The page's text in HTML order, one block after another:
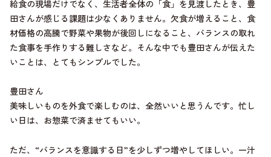
給食の現場だけでなく、生活者全体の「食」を見渡したとき、豊
田さんが感じる課題は少なくありません。欠食が増えること、食
材価格の高騰で野菜や果物が後回しになること、バランスの取れ
た食事を手作りする難しさなど。そんな中でも豊田さんが伝えた
いことは、とてもシンプルでした。
豊田さん
美味しいものを外食で楽しむのは、全然いいと思うんです。忙し
い日は、お惣菜で済ませてもいい。
ただ、“バランスを意識する日”を少しずつ増やしてほしい。一汁